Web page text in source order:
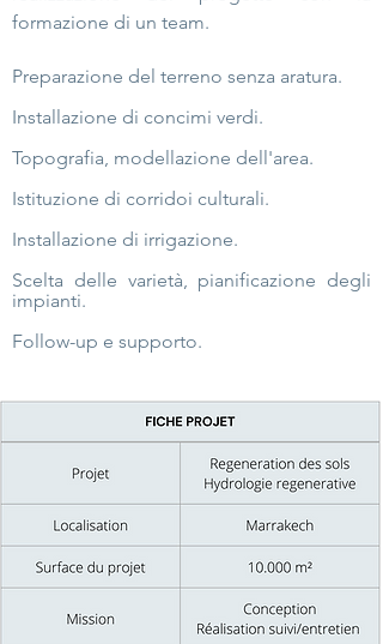
formazione di un team.
Preparazione del terreno senza aratura.
Installazione di concimi verdi.
Topografia, modellazione dell'area.
Istituzione di corridoi culturali.
Installazione di irrigazione.
Scelta delle varietà, pianificazione degli
impianti.
Follow-up e supporto.